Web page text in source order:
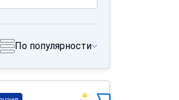
По популярности